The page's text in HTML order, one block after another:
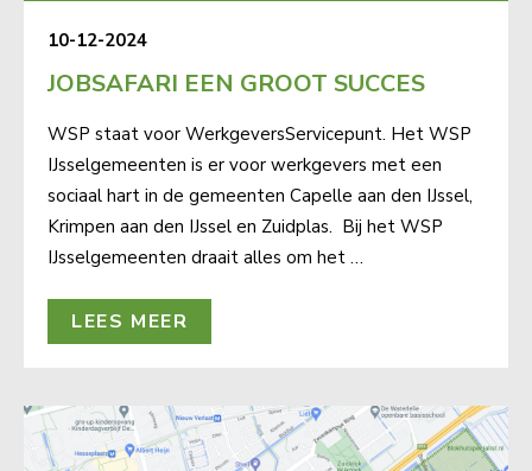
10-12-2024
JOBSAFARI EEN GROOT SUCCES
WSP staat voor WerkgeversServicepunt.​ Het WSP
IJsselgemeenten is er voor werkgevers met een
sociaal hart in de gemeenten Capelle aan den IJssel,
Krimpen aan den IJssel en Zuidplas.​ Bij het WSP
IJsselgemeenten draait alles om het …
LEES MEER